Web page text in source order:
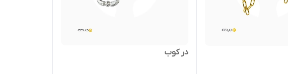
در کوب